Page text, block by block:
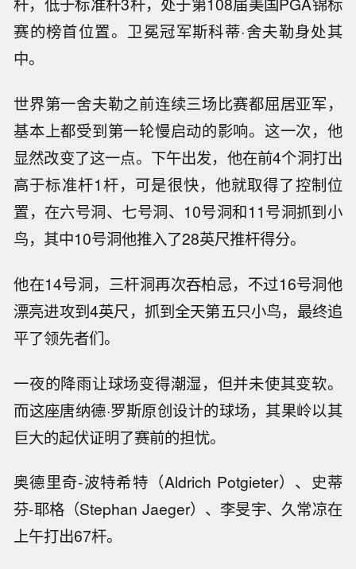
赛的榜首位置。卫冕冠军斯科蒂·舍夫勒身处其
中。
世界第一舍夫勒之前连续三场比赛都屈居亚军，
基本上都受到第一轮慢启动的影响。这一次，他
显然改变了这一点。下午出发，他在前4个洞打出
高于标准杆1杆，可是很快，他就取得了控制位
置，在六号洞、七号洞、10号洞和11号洞抓到小
鸟，其中10号洞他推入了28英尺推杆得分。
他在14号洞，三杆洞再次吞柏忌，不过16号洞他
漂亮进攻到4英尺，抓到全天第五只小鸟，最终追
平了领先者们。
一夜的降雨让球场变得潮湿，但并未使其变软。
而这座唐纳德·罗斯原创设计的球场，其果岭以其
巨大的起伏证明了赛前的担忧。
奥德里奇-波特希特（Aldrich Potgieter）、史蒂
芬-耶格（Stephan Jaeger）、李旻宇、久常凉在
上午打出67杆。